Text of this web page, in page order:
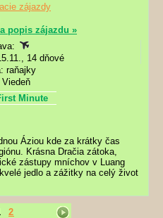
zájazdy
popis zájazdu »
14 dňové
raňajky
Minute
Áziou kde za krátky čas
Krásna Dračia zátoka,
zástupy mníchov v Luang
jedlo a zážitky na celý život
2